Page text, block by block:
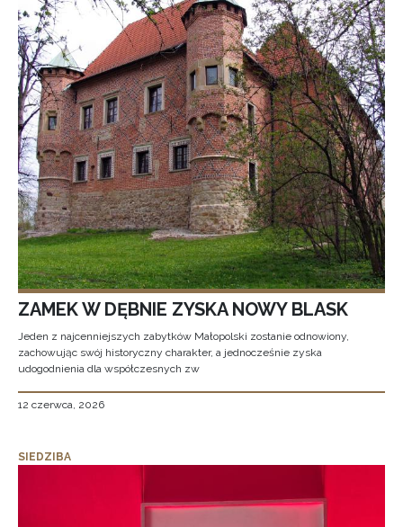
ZAMEK W DĘBNIE ZYSKA NOWY BLASK
Jeden z najcenniejszych zabytków Małopolski zostanie odnowiony,
zachowując swój historyczny charakter, a jednocześnie zyska
udogodnienia dla współczesnych zw
12 czerwca, 2026
SIEDZIBA